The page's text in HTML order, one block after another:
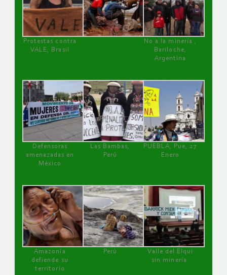
Protestas contra
VALE, Brasil
No a la minería ,
Bariloche,
Argentina
Defensoras
amenazadas en
México
Las Bambas,
Perú
PUEBLA, Pue, 27
Enero
Amazonía
defiende su
territorio
Perú
Valle del Elqui
sin minería.